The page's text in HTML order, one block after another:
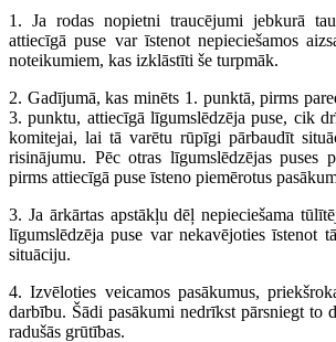
1. Ja rodas nopietni traucējumi jebkurā
attiecīgā puse var īstenot nepieciešamos
noteikumiem, kas izklāstīti še turpmāk.
2. Gadījumā, kas minēts 1. punktā, pirms
3. punktu, attiecīgā līgumslēdzēja puse, cik
komitejai, lai tā varētu rūpīgi pārbaudīt
risinājumu. Pēc otras līgumslēdzējas puses
pirms attiecīgā puse īsteno piemērotus
3. Ja ārkārtas apstākļu dēļ nepieciešama
līgumslēdzēja puse var nekavējoties īstenot
situāciju.
4. Izvēloties veicamos pasākumus,
darbību. Šādi pasākumi nedrīkst pārsniegt to
radušās grūtības.